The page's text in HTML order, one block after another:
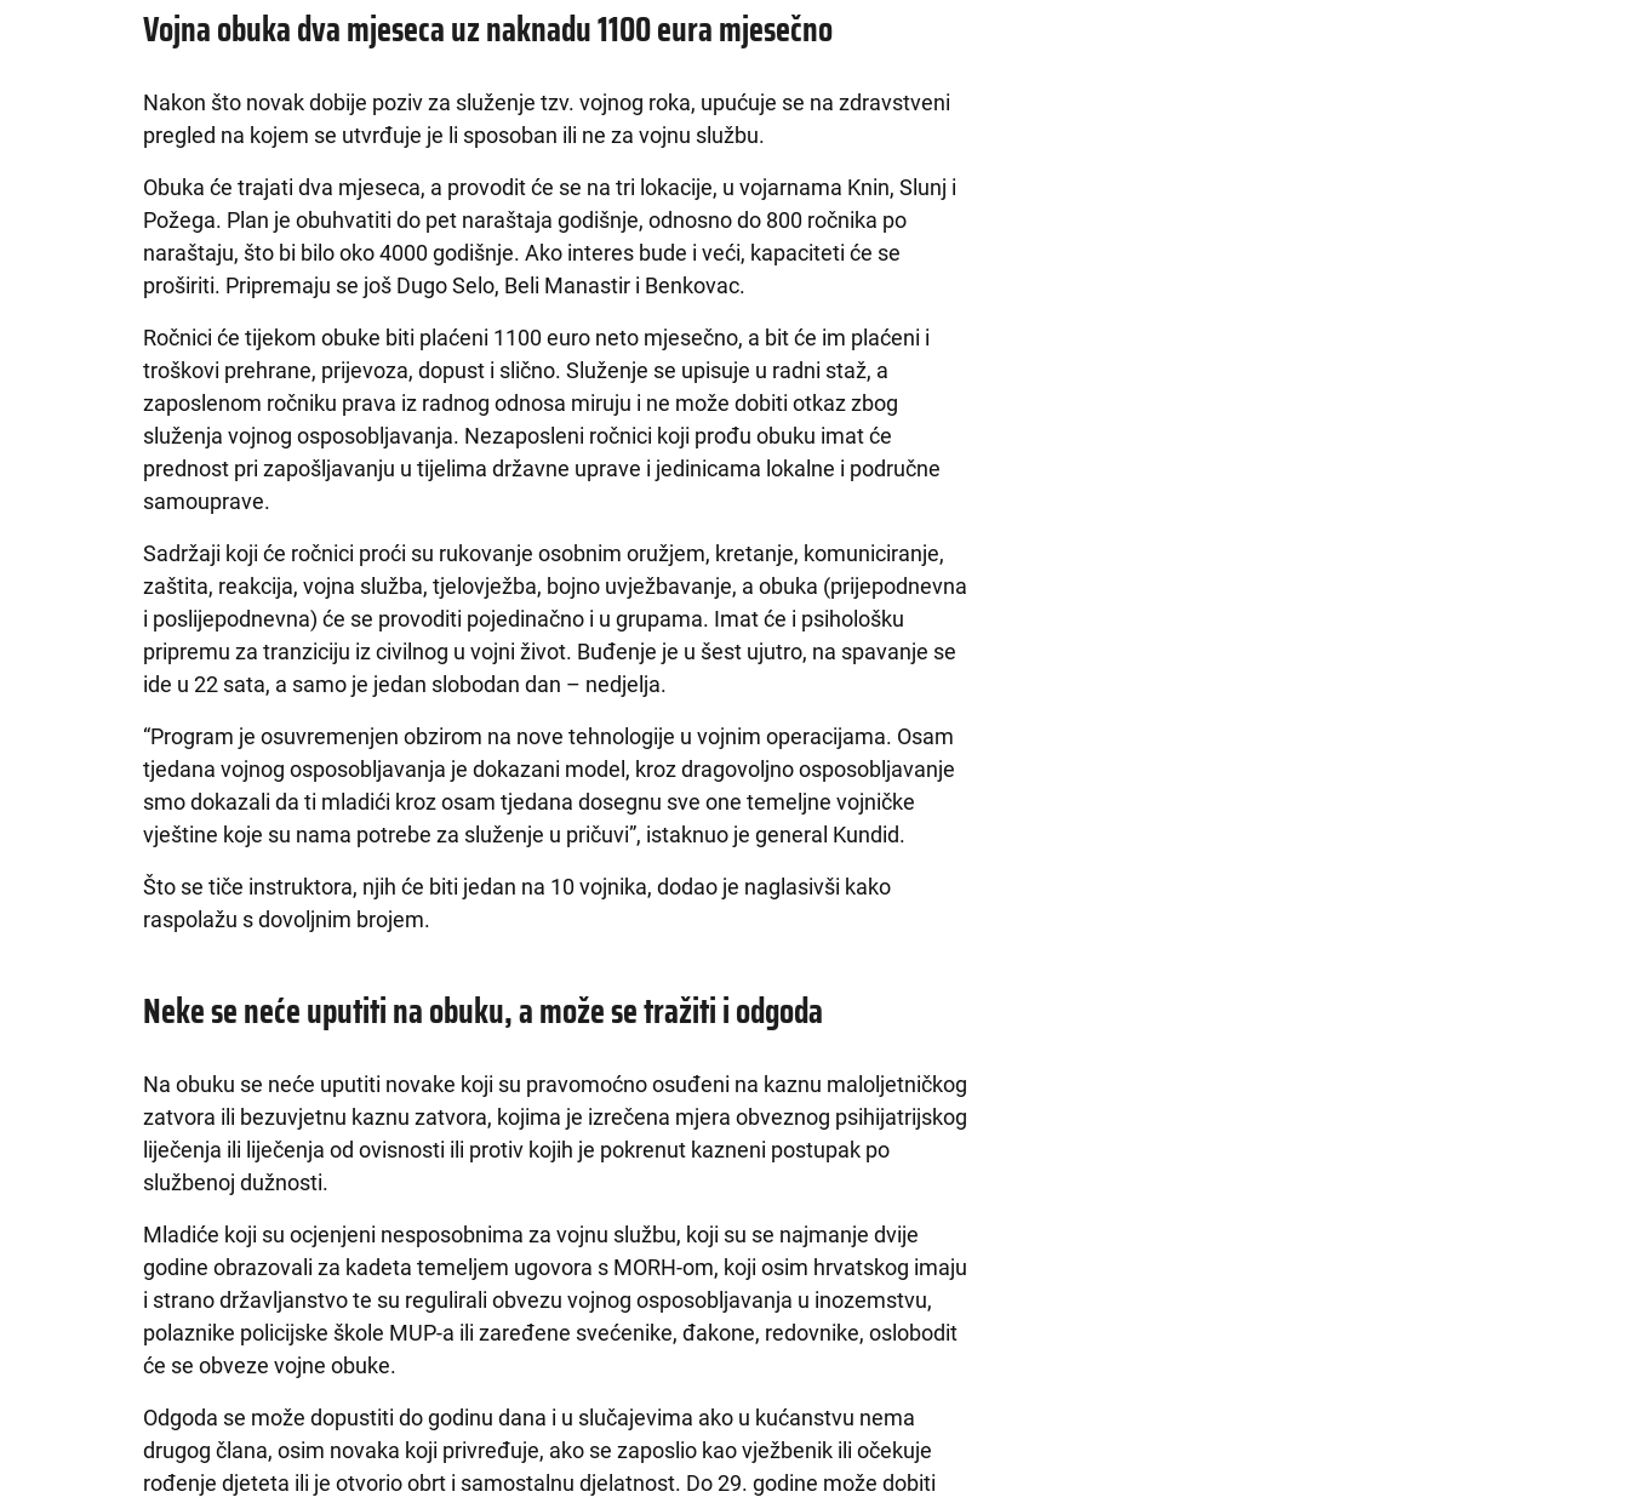
Vojna obuka dva mjeseca uz naknadu 1100 eura mjesečno
Nakon što novak dobije poziv za služenje tzv. vojnog roka, upućuje se na zdravstveni
pregled na kojem se utvrđuje je li sposoban ili ne za vojnu službu.
Obuka će trajati dva mjeseca, a provodit će se na tri lokacije, u vojarnama Knin, Slunj i
Požega. Plan je obuhvatiti do pet naraštaja godišnje, odnosno do 800 ročnika po
naraštaju, što bi bilo oko 4000 godišnje. Ako interes bude i veći, kapaciteti će se
proširiti. Pripremaju se još Dugo Selo, Beli Manastir i Benkovac.
Ročnici će tijekom obuke biti plaćeni 1100 euro neto mjesečno, a bit će im plaćeni i
troškovi prehrane, prijevoza, dopust i slično. Služenje se upisuje u radni staž, a
zaposlenom ročniku prava iz radnog odnosa miruju i ne može dobiti otkaz zbog
služenja vojnog osposobljavanja. Nezaposleni ročnici koji prođu obuku imat će
prednost pri zapošljavanju u tijelima državne uprave i jedinicama lokalne i područne
samouprave.
Sadržaji koji će ročnici proći su rukovanje osobnim oružjem, kretanje, komuniciranje,
zaštita, reakcija, vojna služba, tjelovježba, bojno uvježbavanje, a obuka (prijepodnevna
i poslijepodnevna) će se provoditi pojedinačno i u grupama. Imat će i psihološku
pripremu za tranziciju iz civilnog u vojni život. Buđenje je u šest ujutro, na spavanje se
ide u 22 sata, a samo je jedan slobodan dan – nedjelja.
“Program je osuvremenjen obzirom na nove tehnologije u vojnim operacijama. Osam
tjedana vojnog osposobljavanja je dokazani model, kroz dragovoljno osposobljavanje
smo dokazali da ti mladići kroz osam tjedana dosegnu sve one temeljne vojničke
vještine koje su nama potrebe za služenje u pričuvi”, istaknuo je general Kundid.
Što se tiče instruktora, njih će biti jedan na 10 vojnika, dodao je naglasivši kako
raspolažu s dovoljnim brojem.
Neke se neće uputiti na obuku, a može se tražiti i odgoda
Na obuku se neće uputiti novake koji su pravomoćno osuđeni na kaznu maloljetničkog
zatvora ili bezuvjetnu kaznu zatvora, kojima je izrečena mjera obveznog psihijatrijskog
liječenja ili liječenja od ovisnosti ili protiv kojih je pokrenut kazneni postupak po
službenoj dužnosti.
Mladiće koji su ocjenjeni nesposobnima za vojnu službu, koji su se najmanje dvije
godine obrazovali za kadeta temeljem ugovora s MORH-om, koji osim hrvatskog imaju
i strano državljanstvo te su regulirali obvezu vojnog osposobljavanja u inozemstvu,
polaznike policijske škole MUP-a ili zaređene svećenike, đakone, redovnike, oslobodit
će se obveze vojne obuke.
Odgoda se može dopustiti do godinu dana i u slučajevima ako u kućanstvu nema
drugog člana, osim novaka koji privređuje, ako se zaposlio kao vježbenik ili očekuje
rođenje djeteta ili je otvorio obrt i samostalnu djelatnost. Do 29. godine može dobiti